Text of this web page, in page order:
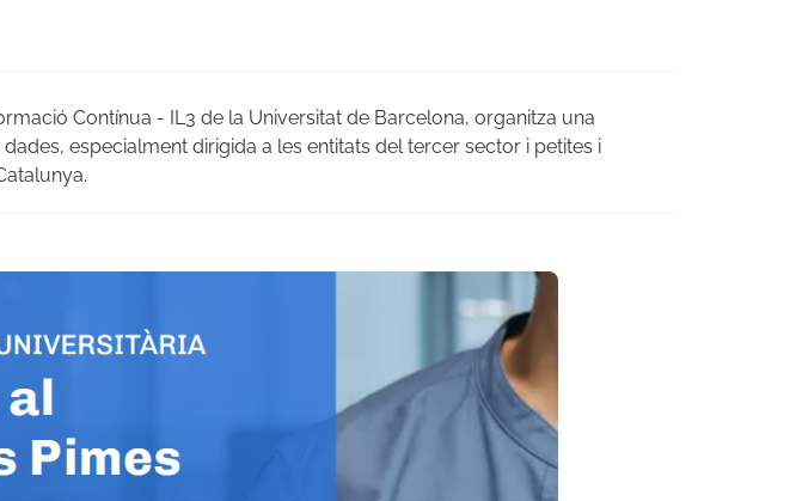
Contínua - IL3 de la Universitat de Barcelona, organitza una
especialment dirigida a les entitats del tercer sector i petites i